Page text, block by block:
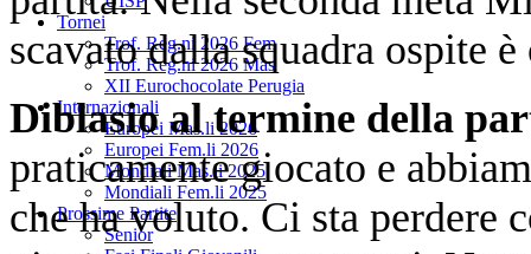
Tornei
Trof. Reg.ni 2026 Fem
Trof. Reg.ni 2026 Mas
XII Eurochocolate Perugia
Internazionali
Europei Mas.li 2026
Europei Fem.li 2026
Mondiali Mas.li 2025
Mondiali Fem.li 2025
Prossime Partite
Senior
scavato dalla squadra ospite
Diblasio al termine della
praticamente giocato e
che ha voluto. Ci sta perdere